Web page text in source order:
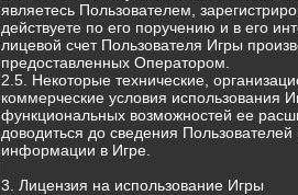
являетесь Пользователем,
действуете по его поручению и в его
лицевой счет Пользователя Игры
предоставленных Оператором.
2.5. Некоторые технические,
коммерческие условия использования
функциональных возможностей ее
доводиться до сведения
информации в Игре.
3. Лицензия на использование Игры